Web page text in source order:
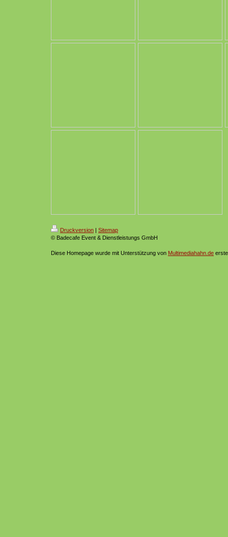
Druckversion | Sitemap
© Badecafe Event & Dienstleistungs GmbH
Diese Homepage wurde mit Unterstützung von Multimediahahn.de